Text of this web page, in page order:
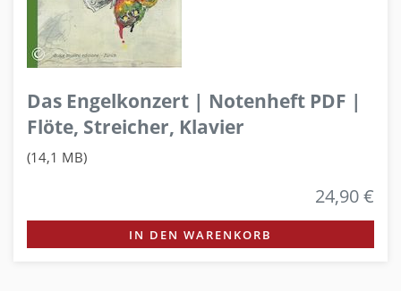
Das Engelkonzert | Notenheft PDF |
Flöte, Streicher, Klavier
(14,1 MB)
24,90 €
IN DEN WARENKORB